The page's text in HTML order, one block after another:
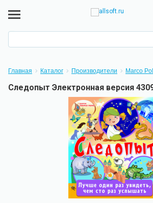
Главная Каталог Производители Marco
Следопыт Электронная версия